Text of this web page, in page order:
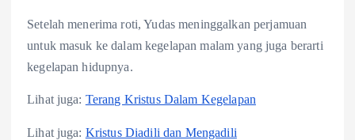
Setelah menerima roti, Yudas meninggalkan perjamuan
untuk masuk ke dalam kegelapan malam yang juga berarti
kegelapan hidupnya.
Lihat juga: Terang Kristus Dalam Kegelapan
Lihat juga: Kristus Diadili dan Mengadili